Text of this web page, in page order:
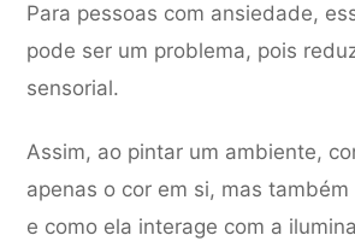
Para pessoas com ansiedade,
pode ser um problema, pois
sensorial.
Assim, ao pintar um ambiente,
apenas o cor em si, mas
e como ela interage com a